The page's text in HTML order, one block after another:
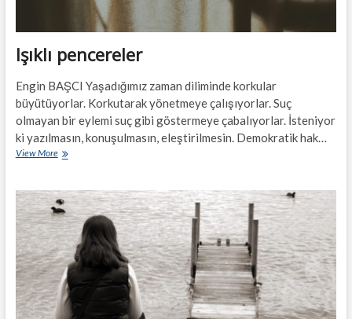
Işıklı pencereler
Engin BAŞCI Yaşadığımız zaman diliminde korkular
büyütüyorlar. Korkutarak yönetmeye çalışıyorlar. Suç
olmayan bir eylemi suç gibi göstermeye çabalıyorlar. İsteniyor
ki yazılmasın, konuşulmasın, eleştirilmesin. Demokratik hak…
View MoreIşıklı